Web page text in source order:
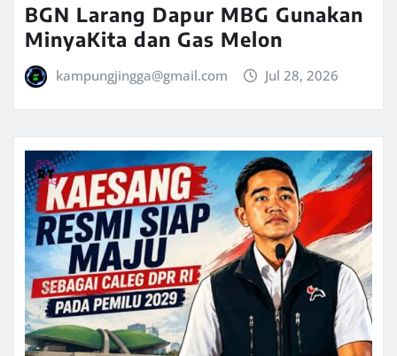
BGN Larang Dapur MBG Gunakan
MinyaKita dan Gas Melon
kampungjingga@gmail.com Jul 28, 2026